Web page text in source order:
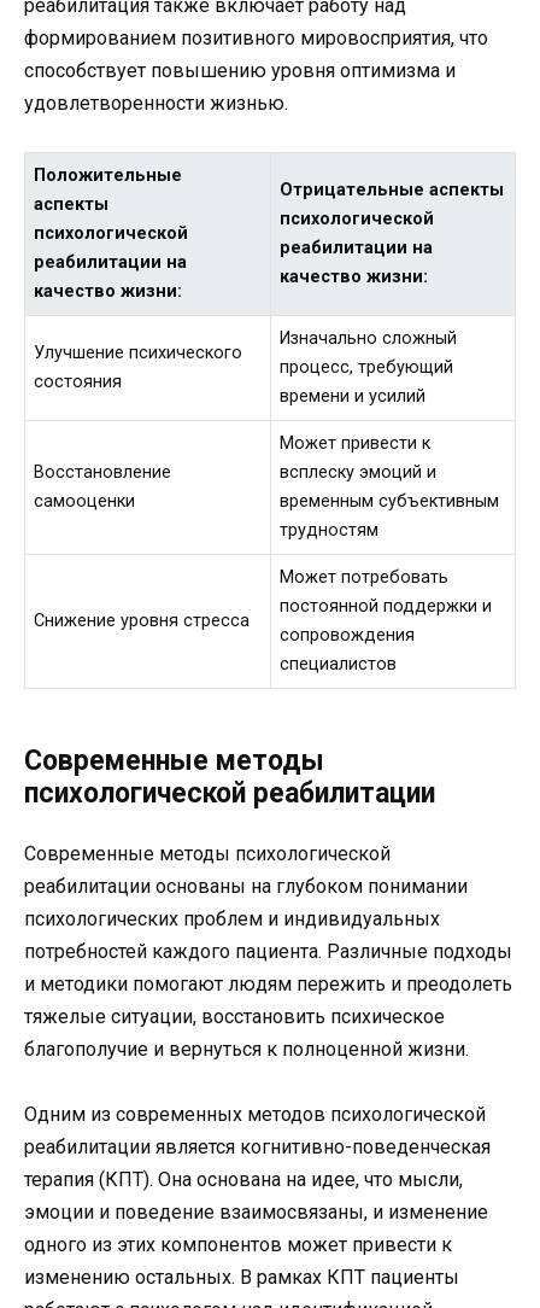
реабилитация также включает работу над
формированием позитивного мировосприятия, что
способствует повышению уровня оптимизма и
удовлетворенности жизнью.
Положительные
аспекты
психологической
реабилитации на
качество жизни:
Отрицательные аспекты
психологической
реабилитации на
качество жизни:
Улучшение психического
состояния
Изначально сложный
процесс, требующий
времени и усилий
Восстановление
самооценки
Может привести к
всплеску эмоций и
временным субъективным
трудностям
Снижение уровня стресса
Может потребовать
постоянной поддержки и
сопровождения
специалистов
Современные методы
психологической реабилитации
Современные методы психологической
реабилитации основаны на глубоком понимании
психологических проблем и индивидуальных
потребностей каждого пациента. Различные подходы
и методики помогают людям пережить и преодолеть
тяжелые ситуации, восстановить психическое
благополучие и вернуться к полноценной жизни.
Одним из современных методов психологической
реабилитации является когнитивно-поведенческая
терапия (КПТ). Она основана на идее, что мысли,
эмоции и поведение взаимосвязаны, и изменение
одного из этих компонентов может привести к
изменению остальных. В рамках КПТ пациенты